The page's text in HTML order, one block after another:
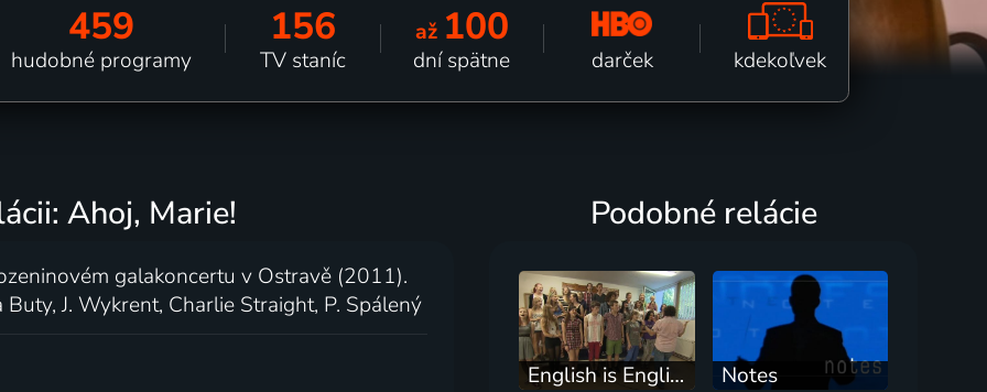
459
hudobné programy
156
TV staníc
až 100
dní spätne darček kdekoľvek
Ahoj, Marie!
galakoncertu v Ostravě (2011).
J. Wykrent, Charlie Straight, P. Spálený
Podobné relácie
English is English Notes